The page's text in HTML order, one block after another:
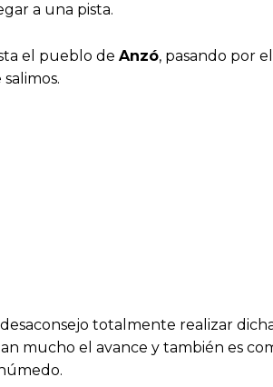
a una pista.
el pueblo de Anzó, pasando por
totalmente realizar
mucho el avance y también es